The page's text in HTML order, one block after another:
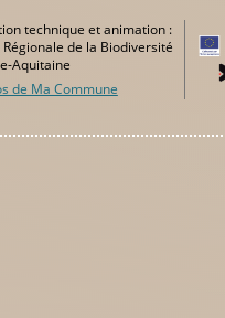
technique et animation :
de la Biodiversité
Aquitaine
de Ma Commune